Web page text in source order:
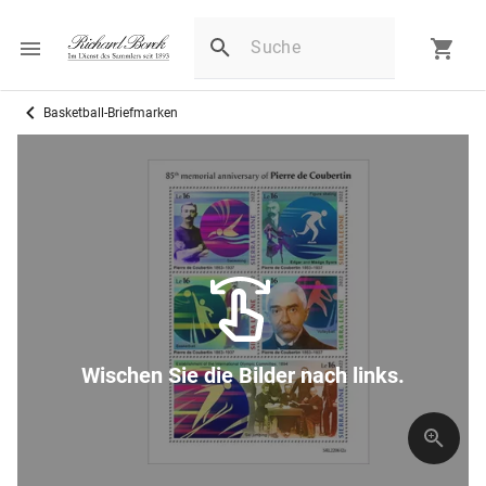
Basketball-Briefmarken
Wischen Sie die Bilder nach links.